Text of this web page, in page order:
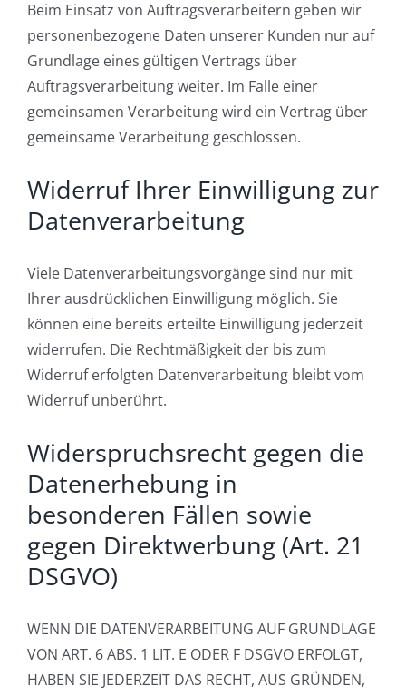
Beim Einsatz von Auftragsverarbeitern geben wir
personenbezogene Daten unserer Kunden nur auf
Grundlage eines gültigen Vertrags über
Auftragsverarbeitung weiter. Im Falle einer
gemeinsamen Verarbeitung wird ein Vertrag über
gemeinsame Verarbeitung geschlossen.
Widerruf Ihrer Einwilligung zur
Datenverarbeitung
Viele Datenverarbeitungsvorgänge sind nur mit
Ihrer ausdrücklichen Einwilligung möglich. Sie
können eine bereits erteilte Einwilligung jederzeit
widerrufen. Die Rechtmäßigkeit der bis zum
Widerruf erfolgten Datenverarbeitung bleibt vom
Widerruf unberührt.
Widerspruchsrecht gegen die
Datenerhebung in
besonderen Fällen sowie
gegen Direktwerbung (Art. 21
DSGVO)
WENN DIE DATENVERARBEITUNG AUF GRUNDLAGE
VON ART. 6 ABS. 1 LIT. E ODER F DSGVO ERFOLGT,
HABEN SIE JEDERZEIT DAS RECHT, AUS GRÜNDEN,